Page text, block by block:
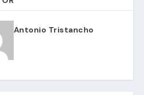
Antonio Tristancho